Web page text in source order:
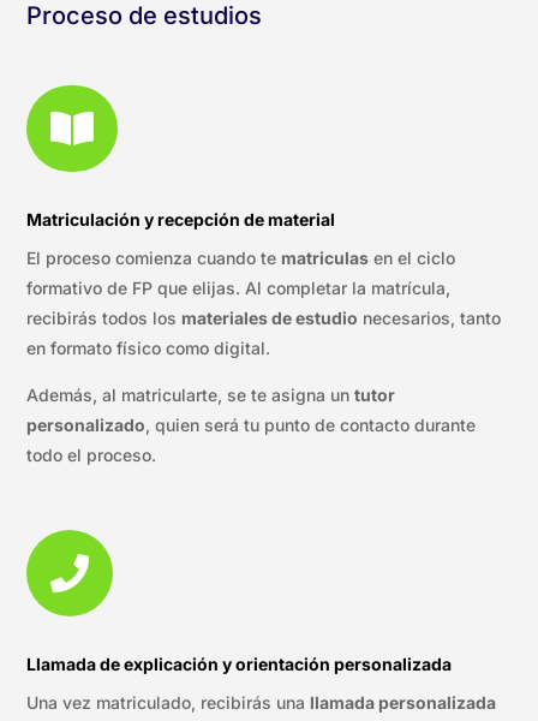
Proceso de estudios

Matriculación y recepción de material
El proceso comienza cuando te matriculas en el ciclo
formativo de FP que elijas. Al completar la matrícula,
recibirás todos los materiales de estudio necesarios, tanto
en formato físico como digital.
Además, al matricularte, se te asigna untutor
personalizado, quien será tu punto de contacto durante
todo el proceso.

Llamada de explicación y orientación personalizada
Una vez matriculado, recibirás una llamada personalizada